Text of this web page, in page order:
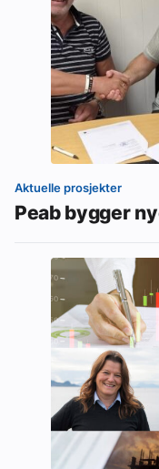
Aktuelle prosjekter
Peab bygger